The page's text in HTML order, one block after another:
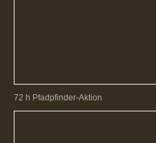
72 h Pfadpfinder-Aktion